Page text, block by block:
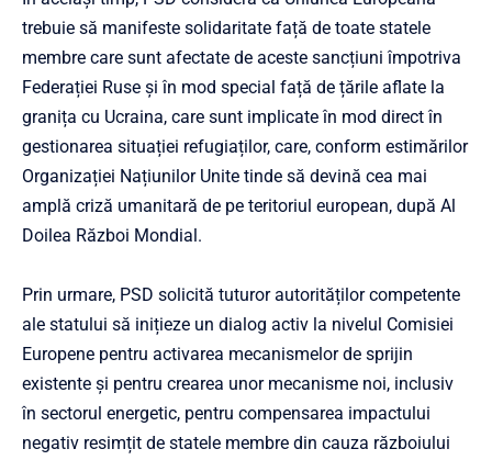
trebuie să manifeste solidaritate față de toate statele
membre care sunt afectate de aceste sancțiuni împotriva
Federației Ruse și în mod special față de țările aflate la
granița cu Ucraina, care sunt implicate în mod direct în
gestionarea situației refugiaților, care, conform estimărilor
Organizației Națiunilor Unite tinde să devină cea mai
amplă criză umanitară de pe teritoriul european, după Al
Doilea Război Mondial.
Prin urmare, PSD solicită tuturor autorităților competente
ale statului să inițieze un dialog activ la nivelul Comisiei
Europene pentru activarea mecanismelor de sprijin
existente și pentru crearea unor mecanisme noi, inclusiv
în sectorul energetic, pentru compensarea impactului
negativ resimțit de statele membre din cauza războiului